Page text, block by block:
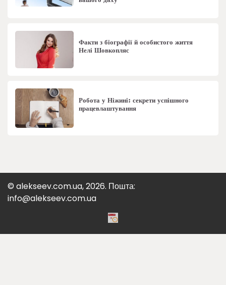
Факти з біографії й особистого життя
Нелі Шовкопляс
Робота у Ніжині: секрети успішного
працевлаштування
© alekseev.com.ua, 2026. Пошта:
info@alekseev.com.ua